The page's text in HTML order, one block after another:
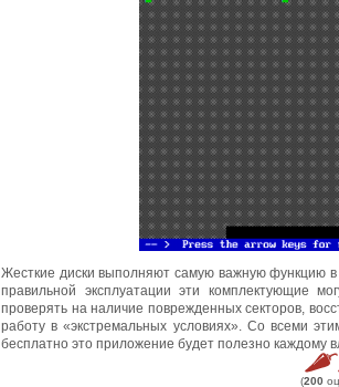
Жесткие диски выполняют самую важную функцию
правильной эксплуатации эти комплектующие
проверять на наличие поврежденных секторов,
работу в «экстремальных условиях». Со всеми
бесплатно это приложение будет полезно
(200